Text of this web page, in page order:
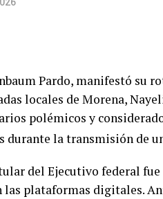
Pardo, manifestó su
locales de Morena,
polémicos y
durante la transmisión de
del Ejecutivo federal fue
las plataformas digitales.